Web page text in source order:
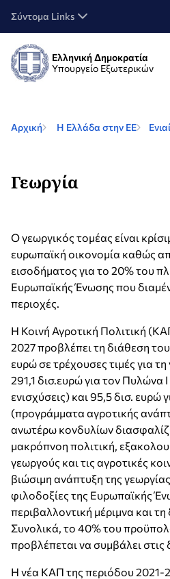
Σύντομα Links
Ελληνική Δημοκρατία
Υπουργείο Εξωτερικών
Αρχική Η Ελλάδα στην ΕΕ
Γεωργία
O γεωργικός τομέας είναι
ευρωπαϊκή οικονομία καθώς
εισοδήματος για το 20% του
Ευρωπαϊκής Ένωσης που
περιοχές.
Η Κοινή Αγροτική Πολιτική
2027 προβλέπει τη διάθεση
ευρώ σε τρέχουσες τιμές για
291,1 δισ.ευρώ για τον Πυλώνα
ενισχύσεις) και 95,5 δισ. ευρώ
(προγράμματα αγροτικής
ανωτέρω κονδυλίων
μακρόπνοη πολιτική,
γεωργούς και τις αγροτικές
βιώσιμη ανάπτυξη της γεωργίας
φιλοδοξίες της Ευρωπαϊκής
περιβαλλοντική μέριμνα και
Συνολικά, το 40% του
προβλέπεται να συμβάλει στις
Η νέα ΚΑΠ της περιόδου 2021-